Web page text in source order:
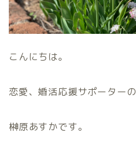
こんにちは。
恋愛、婚活応援サポーターの
榊原あすかです。